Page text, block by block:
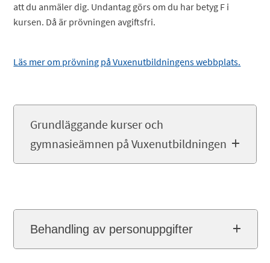
att du anmäler dig. Undantag görs om du har betyg F i
kursen. Då är prövningen avgiftsfri.
Läs mer om prövning på Vuxenutbildningens webbplats.
Grundläggande kurser och
gymnasieämnen på Vuxenutbildningen
Behandling av personuppgifter